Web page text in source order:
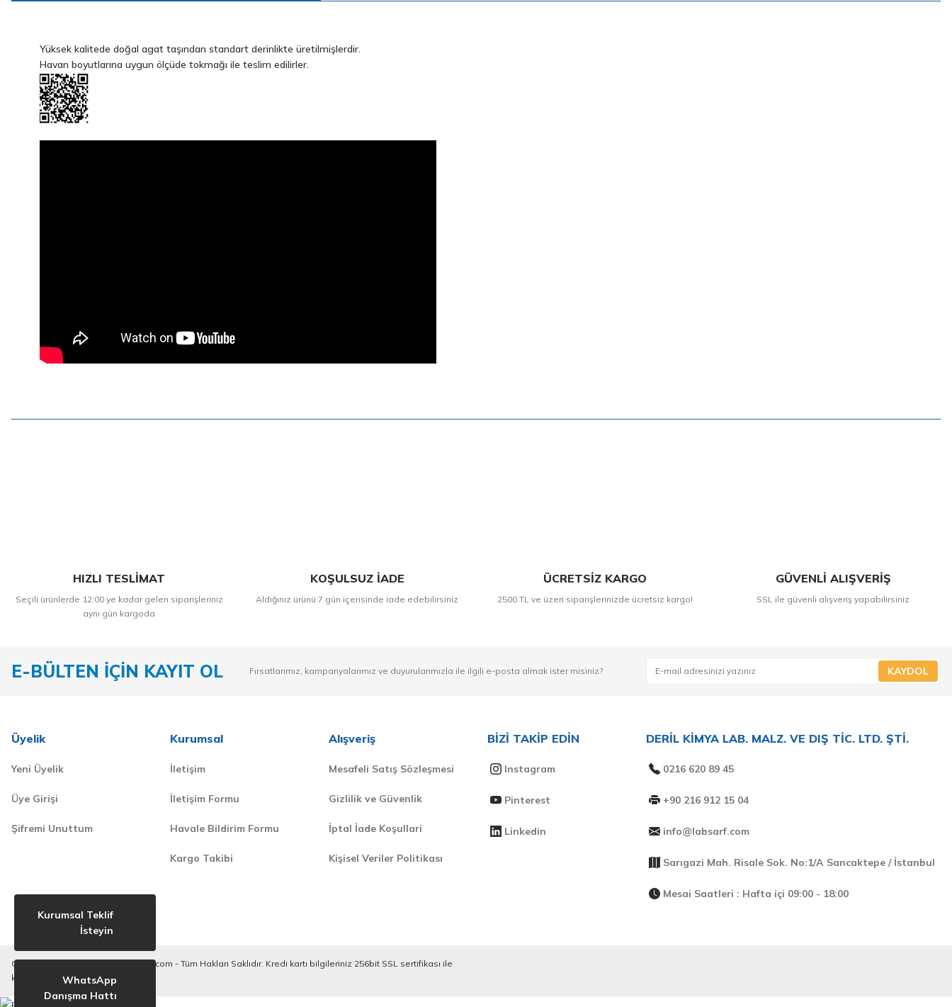
Yüksek kalitede doğal agat taşından standart derinlikte üretilmişlerdir.
Havan boyutlarına uygun ölçüde tokmağı ile teslim edilirler.
HIZLI TESLİMAT
Seçili ürünlerde 12:00 ye kadar gelen siparişleriniz
aynı gün kargoda
KOŞULSUZ İADE
Aldığınız ürünü 7 gün içerisinde iade edebilirsiniz
ÜCRETSİZ KARGO
2500 TL ve üzeri siparişlerinizde ücretsiz kargo!
GÜVENLİ ALIŞVERİŞ
SSL ile güvenli alışveriş yapabilirsiniz
E-BÜLTEN İÇİN KAYIT OL Fırsatlarımız, kampanyalarımız ve duyurularımızla ile ilgili e-posta almak ister misiniz? KAYDOL
Üyelik
Yeni Üyelik
Üye Girişi
Şifremi Unuttum
Kurumsal
İletişim
İletişim Formu
Havale Bildirim Formu
Kargo Takibi
Alışveriş
Mesafeli Satış Sözleşmesi
Gizlilik ve Güvenlik
İptal İade Koşullari
Kişisel Veriler Politikası
BİZİ TAKİP EDİN
Instagram
Pinterest
Linkedin
DERİL KİMYA LAB. MALZ. VE DIŞ TİC. LTD. ŞTİ.
0216 620 89 45
+90 216 912 15 04
info@labsarf.com
Sarıgazi Mah. Risale Sok. No:1/A Sancaktepe / İstanbul
Mesai Saatleri : Hafta içi 09:00 - 18:00
Copyright © 2020-2023. derilkimya.com - Tüm Hakları Saklıdır. Kredi kartı bilgileriniz 256bit SSL sertifikası ile
korunmaktadır.
Kurumsal Teklif
İsteyin
WhatsApp
Danışma Hattı